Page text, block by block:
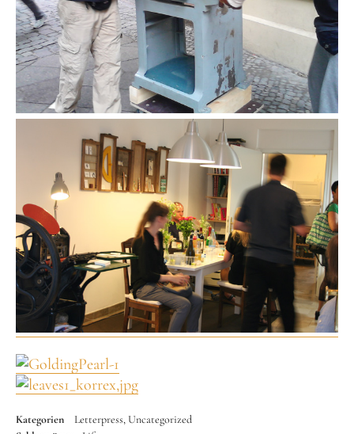
Kategorien Letterpress Uncategorized